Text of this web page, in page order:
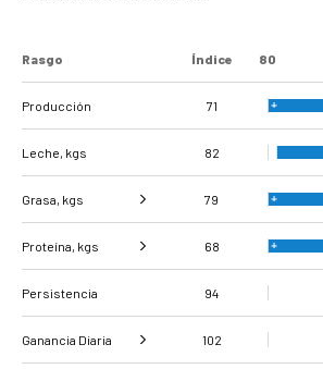
Rasgo Índice 80
Producción 71
Leche, kgs 82
Grasa, kgs 79
Grasa % 106
Proteína, kgs 68
Proteína % 91
Persistencia 94
Ganancia Diaria 102